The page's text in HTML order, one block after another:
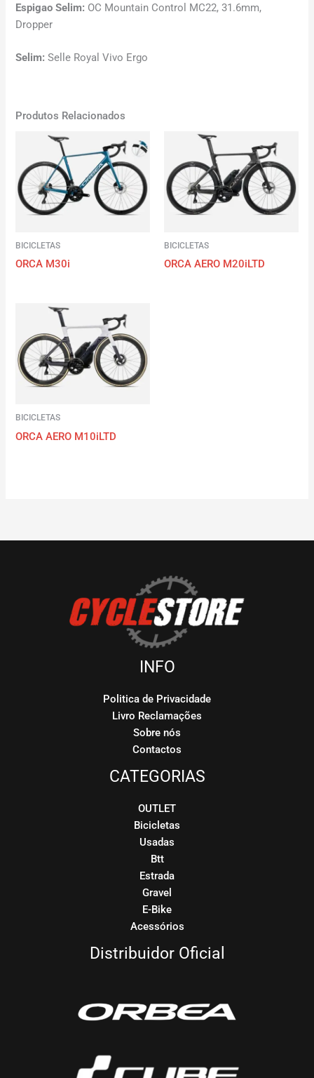
Espigao Selim: OC Mountain Control MC22, 31.6mm,
Dropper
Selim: Selle Royal Vivo Ergo
Produtos Relacionados
BICICLETAS
ORCA M30i
BICICLETAS
ORCA AERO M20iLTD
BICICLETAS
ORCA AERO M10iLTD
INFO
Politica de Privacidade
Livro Reclamações
Sobre nós
Contactos
CATEGORIAS
OUTLET
Bicicletas
Usadas
Btt
Estrada
Gravel
E-Bike
Acessórios
Distribuidor Oficial